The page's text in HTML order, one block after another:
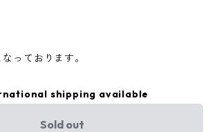
っております。
shipping available
Sold out